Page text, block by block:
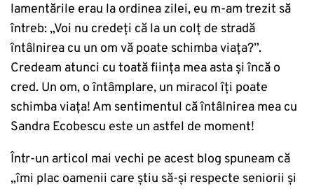
lamentările erau la ordinea zilei, eu m-am trezit să
întreb: „Voi nu credeți că la un colț de stradă
întâlnirea cu un om vă poate schimba viața?”.
Credeam atunci cu toată ființa mea asta și încă o
cred. Un om, o întâmplare, un miracol îți poate
schimba viața! Am sentimentul că întâlnirea mea cu
Sandra Ecobescu este un astfel de moment!
Într-un articol mai vechi pe acest blog spuneam că
„îmi plac oamenii care știu să-și respecte seniorii și